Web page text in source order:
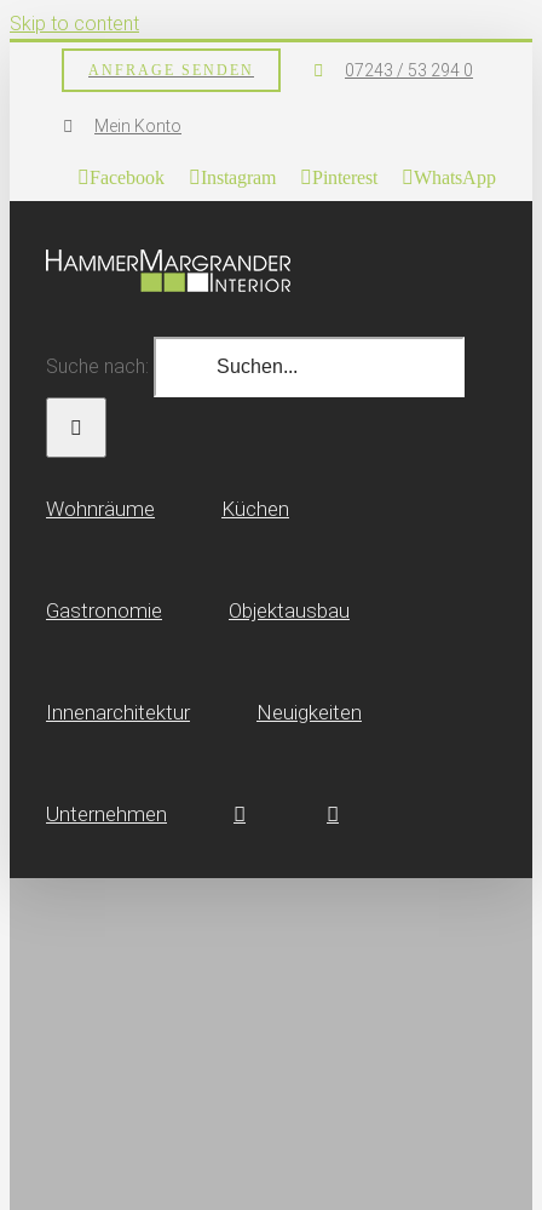
Skip to content
ANFRAGE SENDEN 07243 / 53 294 0
Mein Konto
Facebook Instagram Pinterest WhatsApp
Suche nach:
Wohn­räume Küchen
Gastronomie Objektausbau
Innen­architektur Neuig­keiten
Unternehmen